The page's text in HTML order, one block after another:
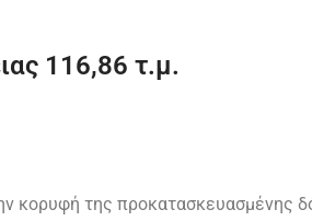
116,86 τ.μ.
κορυφή της προκατασκευασμένης